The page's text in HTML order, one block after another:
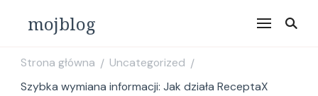
mojblog
Strona główna / Uncategorized /
Szybka wymiana informacji: Jak działa ReceptaX